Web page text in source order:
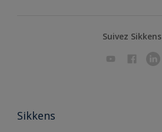
Suivez Sikkens
Sikkens